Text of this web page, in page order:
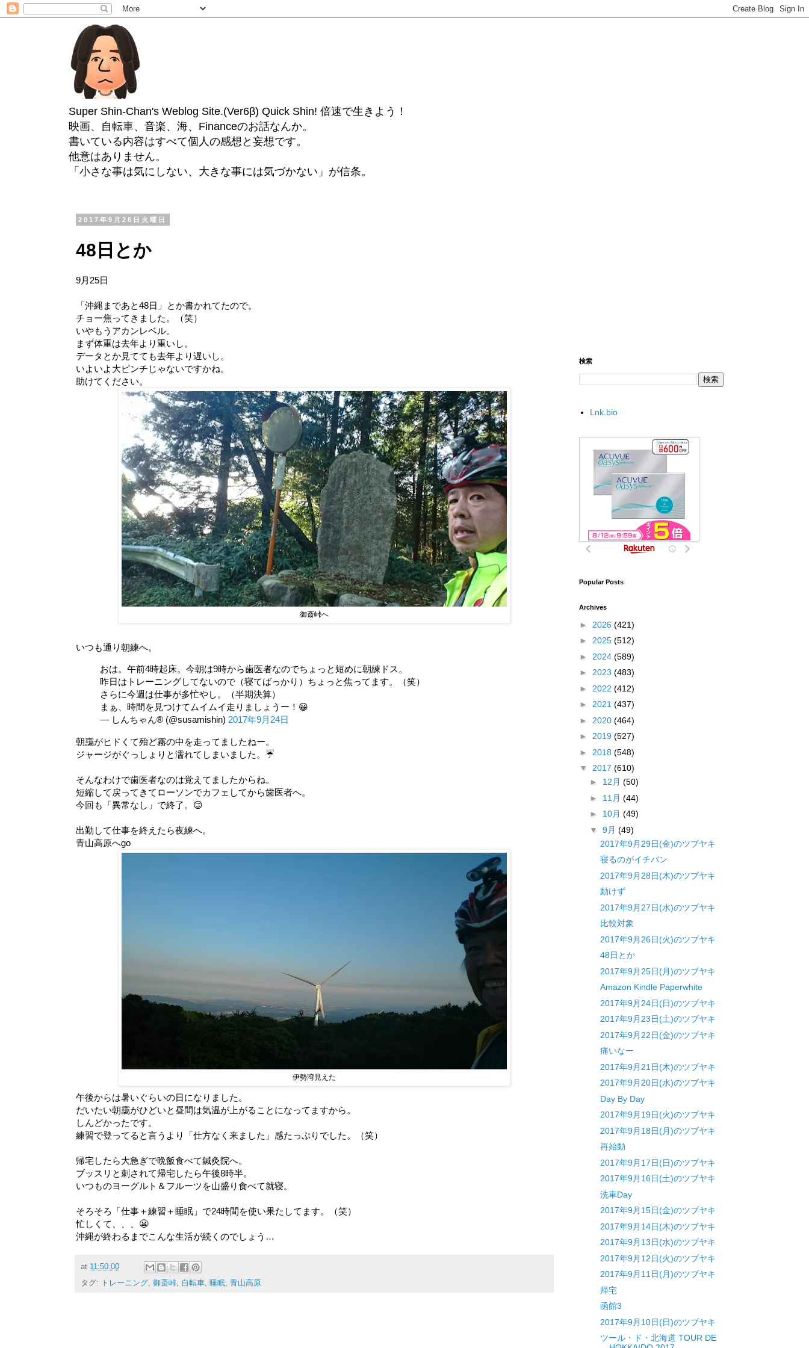
Super Shin-Chan's Weblog Site.(Ver6β) Quick Shin! 倍速で生きよう！
映画、自転車、音楽、海、Financeのお話なんか。
書いている内容はすべて個人の感想と妄想です。
他意はありません。
「小さな事は気にしない、大きな事には気づかない」が信条。
2017年9月26日火曜日
48日とか
9月25日
「沖縄まであと48日」とか書かれてたので。
チョー焦ってきました。（笑）
いやもうアカンレベル。
まず体重は去年より重いし。
データとか見てても去年より遅いし。
いよいよ大ピンチじゃないですかね。
助けてください。
御斎峠へ
いつも通り朝練へ。
おは。午前4時起床。今朝は9時から歯医者なのでちょっと短めに朝練ドス。
昨日はトレーニングしてないので（寝てばっかり）ちょっと焦ってます。（笑）
さらに今週は仕事が多忙やし。（半期決算）
まぁ、時間を見つけてムイムイ走りましょうー！😀
— しんちゃん® (@susamishin) 2017年9月24日
朝靄がヒドくて殆ど霧の中を走ってましたねー。
ジャージがぐっしょりと濡れてしまいました。☔
そんなわけで歯医者なのは覚えてましたからね。
短縮して戻ってきてローソンでカフェしてから歯医者へ。
今回も「異常なし」で終了。😊
出勤して仕事を終えたら夜練へ。
青山高原へgo
伊勢湾見えた
午後からは暑いぐらいの日になりました。
だいたい朝靄がひどいと昼間は気温が上がることになってますから。
しんどかったです。
練習で登ってると言うより「仕方なく来ました」感たっぷりでした。（笑）
帰宅したら大急ぎで晩飯食べて鍼灸院へ。
ブッスリと刺されて帰宅したら午後8時半。
いつものヨーグルト＆フルーツを山盛り食べて就寝。
そろそろ「仕事＋練習＋睡眠」で24時間を使い果たしてます。（笑）
忙しくて、、、😬
沖縄が終わるまでこんな生活が続くのでしょう…
at 11:50:00
タグ:
トレーニング, 御斎峠, 自転車, 睡眠, 青山高原
検索
Lnk.bio
Popular Posts
Archives
► 2026 (421)
► 2025 (512)
► 2024 (589)
► 2023 (483)
► 2022 (412)
► 2021 (437)
► 2020 (464)
► 2019 (527)
► 2018 (548)
▼ 2017 (610)
► 12月 (50)
► 11月 (44)
► 10月 (49)
▼ 9月 (49)
2017年9月29日(金)のツブヤキ
寝るのがイチバン
2017年9月28日(木)のツブヤキ
動けず
2017年9月27日(水)のツブヤキ
比較対象
2017年9月26日(火)のツブヤキ
48日とか
2017年9月25日(月)のツブヤキ
Amazon Kindle Paperwhite
2017年9月24日(日)のツブヤキ
2017年9月23日(土)のツブヤキ
2017年9月22日(金)のツブヤキ
痛いなー
2017年9月21日(木)のツブヤキ
2017年9月20日(水)のツブヤキ
Day By Day
2017年9月19日(火)のツブヤキ
2017年9月18日(月)のツブヤキ
再始動
2017年9月17日(日)のツブヤキ
2017年9月16日(土)のツブヤキ
洗車Day
2017年9月15日(金)のツブヤキ
2017年9月14日(木)のツブヤキ
2017年9月13日(水)のツブヤキ
2017年9月12日(火)のツブヤキ
2017年9月11日(月)のツブヤキ
帰宅
函館3
2017年9月10日(日)のツブヤキ
ツール・ド・北海道 TOUR DE